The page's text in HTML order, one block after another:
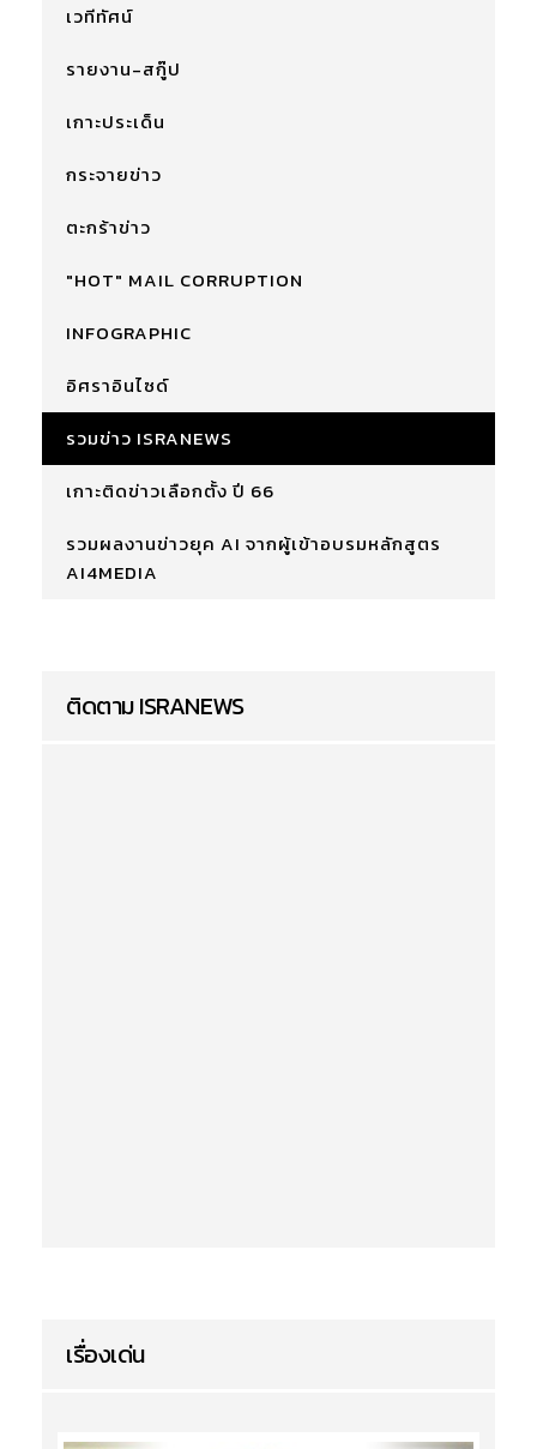
เวทีทัศน์
รายงาน-สกู๊ป
เกาะประเด็น
กระจายข่าว
ตะกร้าข่าว
"HOT" MAIL CORRUPTION
INFOGRAPHIC
อิศราอินไซด์
รวมข่าว ISRANEWS
เกาะติดข่าวเลือกตั้ง ปี 66
รวมผลงานข่าวยุค AI จากผู้เข้าอบรมหลักสูตร
AI4MEDIA
ติดตาม ISRANEWS
เรื่องเด่น